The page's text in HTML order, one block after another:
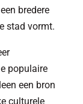
bredere
stad vormt.
populaire
een bron
culturele